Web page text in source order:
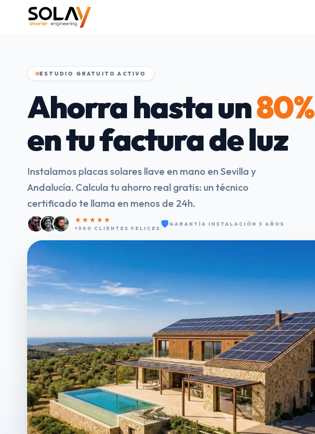
ESTUDIO GRATUITO ACTIVO
Ahorra hasta un80%
en tu factura de luz
Instalamos placas solares llave en mano en Sevilla y
Andalucía. Calcula tu ahorro real gratis: un técnico
certificado te llama en menos de 24h.
★★★★★
+500 CLIENTES FELICES 🛡️GARANTÍA INSTALACIÓN 3 AÑOS